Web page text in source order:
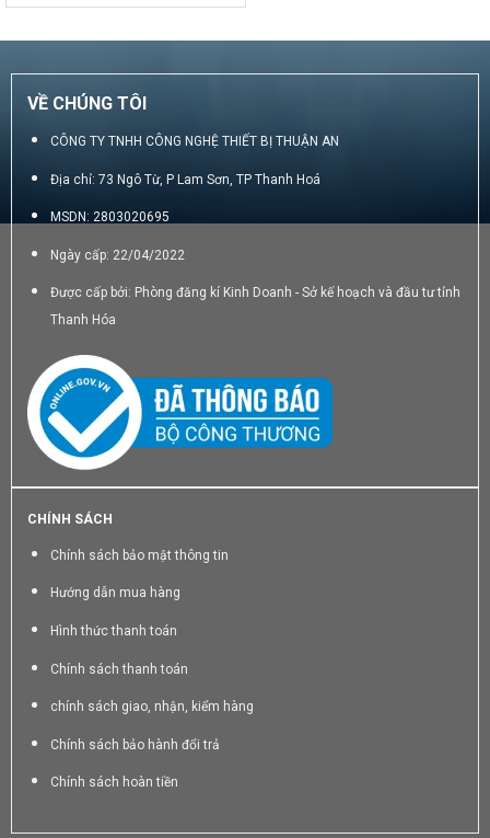
là:
tại
950.000₫.
VỀ CHÚNG TÔI
CÔNG TY TNHH CÔNG NGHỆ THIẾT BỊ THUẬN AN
Địa chỉ: 73 Ngô Từ, P Lam Sơn, TP Thanh Hoá
MSDN: 2803020695
Ngày cấp: 22/04/2022
Được cấp bởi: Phòng đăng kí Kinh Doanh - Sở kế hoạch và đầu tư tỉnh
Thanh Hóa
CHÍNH SÁCH
Chính sách bảo mật thông tin
Hướng dẫn mua hàng
Hình thức thanh toán
Chính sách thanh toán
chính sách giao, nhận, kiểm hàng
Chính sách bảo hành đổi trả
Chính sách hoàn tiền